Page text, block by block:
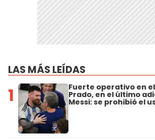
LAS MÁS LEÍDAS
1 Fuerte operativo en
Prado, en el último
Messi: se prohibió el